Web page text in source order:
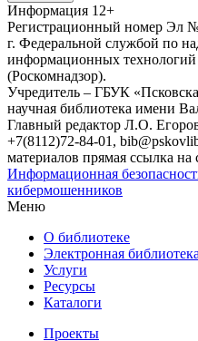
Информация 12+
Регистрационный номер Эл
г. Федеральной службой по
информационных
(Роскомнадзор).
Учредитель – ГБУК
научная библиотека имени
Главный редактор Л.О.
+7(8112)72-84-01,
материалов прямая ссылка на
Информационная
кибермошенников
Меню
О библиотеке
Электронная библиотека
Услуги
Ресурсы
Каталоги
Проекты